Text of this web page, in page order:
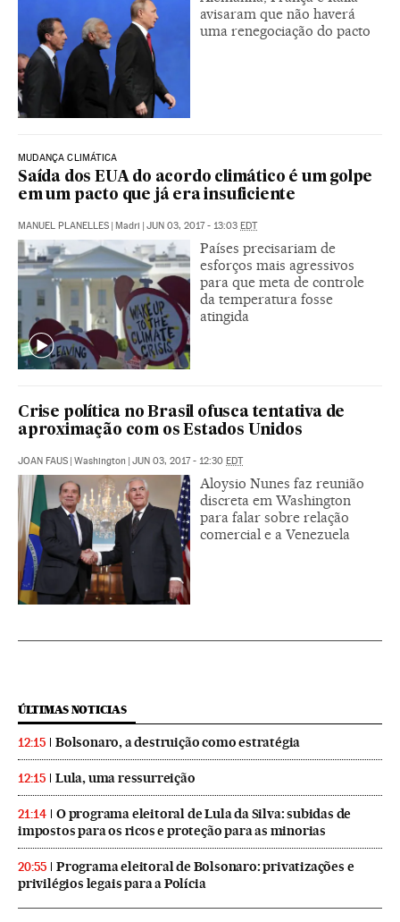
avisaram que não haverá
uma renegociação do pacto
MUDANÇA CLIMÁTICA
Saída dos EUA do acordo climático é um golpe
em um pacto que já era insuficiente
MANUEL PLANELLES | Madri | JUN 03, 2017 - 13:03 EDT
Países precisariam de
esforços mais agressivos
para que meta de controle
da temperatura fosse
atingida
Crise política no Brasil ofusca tentativa de
aproximação com os Estados Unidos
JOAN FAUS | Washington | JUN 03, 2017 - 12:30 EDT
Aloysio Nunes faz reunião
discreta em Washington
para falar sobre relação
comercial e a Venezuela
ÚLTIMAS NOTICIAS
12:15 Bolsonaro, a destruição como estratégia
12:15 Lula, uma ressurreição
21:14
O programa eleitoral de Lula da Silva: subidas de
impostos para os ricos e proteção para as minorias
20:55
Programa eleitoral de Bolsonaro: privatizações e
privilégios legais para a Polícia